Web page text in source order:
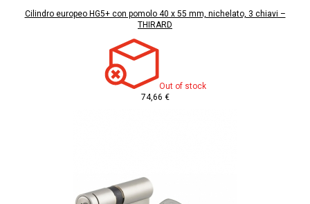
Cilindro europeo HG5+ con pomolo 40 x 55 mm, nichelato, 3 chiavi –
THIRARD
Out of stock
74,66 €